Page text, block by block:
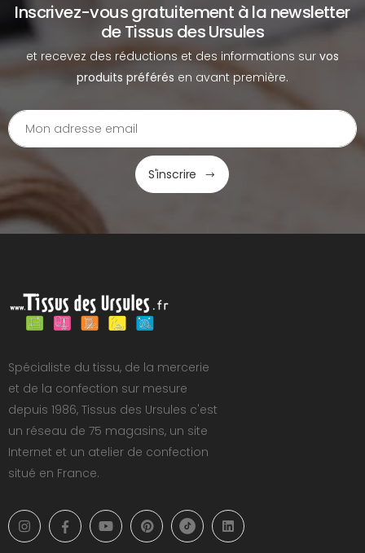
Inscrivez-vous gratuitement à la newsletter
de Tissus des Ursules
et recevez des réductions et des informations sur vos
produits préférés en avant première.
S'inscrire
Spécialiste du tissu, de la mercerie
et de la confection sur mesure
depuis 1986, Tissus des Ursules c'est
un réseau de 75 magasins, un site
Internet et un atelier de confection
situé en France.